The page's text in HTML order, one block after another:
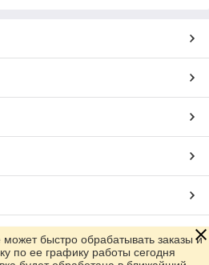
Prom.ua
быстро обрабатывать заказы и
по ее графику работы сегодня